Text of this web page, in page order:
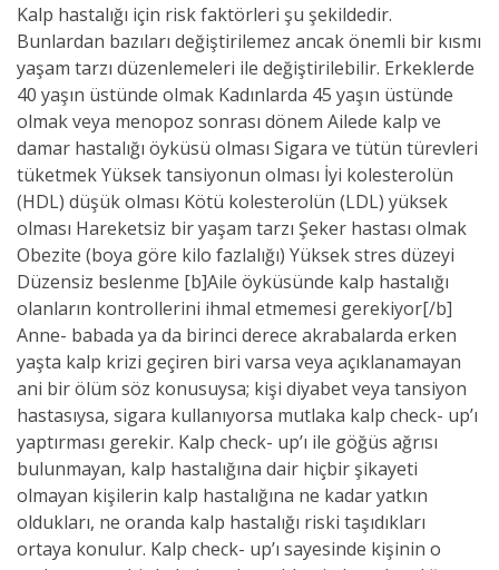
Kalp hastalığı için risk faktörleri şu şekildedir.
Bunlardan bazıları değiştirilemez ancak önemli bir kısmı
yaşam tarzı düzenlemeleri ile değiştirilebilir. Erkeklerde
40 yaşın üstünde olmak Kadınlarda 45 yaşın üstünde
olmak veya menopoz sonrası dönem Ailede kalp ve
damar hastalığı öyküsü olması Sigara ve tütün türevleri
tüketmek Yüksek tansiyonun olması İyi kolesterolün
(HDL) düşük olması Kötü kolesterolün (LDL) yüksek
olması Hareketsiz bir yaşam tarzı Şeker hastası olmak
Obezite (boya göre kilo fazlalığı) Yüksek stres düzeyi
Düzensiz beslenme [b]Aile öyküsünde kalp hastalığı
olanların kontrollerini ihmal etmemesi gerekiyor[/b]
Anne- babada ya da birinci derece akrabalarda erken
yaşta kalp krizi geçiren biri varsa veya açıklanamayan
ani bir ölüm söz konusuysa; kişi diyabet veya tansiyon
hastasıysa, sigara kullanıyorsa mutlaka kalp check- up’ı
yaptırması gerekir. Kalp check- up’ı ile göğüs ağrısı
bulunmayan, kalp hastalığına dair hiçbir şikayeti
olmayan kişilerin kalp hastalığına ne kadar yatkın
oldukları, ne oranda kalp hastalığı riski taşıdıkları
ortaya konulur. Kalp check- up’ı sayesinde kişinin o